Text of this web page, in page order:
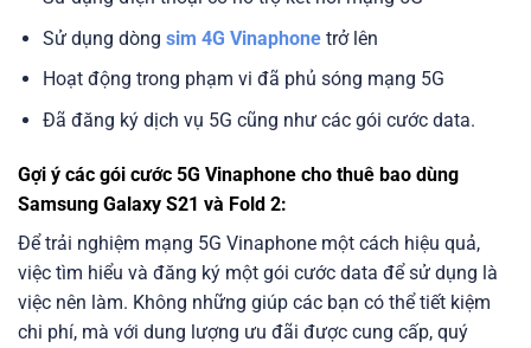
Sử dụng dòng sim 4G Vinaphonetrở lên
Hoạt động trong phạm vi đã phủ sóng mạng 5G
Đã đăng ký dịch vụ 5G cũng như các gói cước data.
Gợi ý các gói cước 5G Vinaphone cho thuê bao dùng
Samsung Galaxy S21 và Fold 2:
Để trải nghiệm mạng 5G Vinaphone một cách hiệu quả,
việc tìm hiểu và đăng ký một gói cước data để sử dụng là
việc nên làm. Không những giúp các bạn có thể tiết kiệm
chi phí, mà với dung lượng ưu đãi được cung cấp, quý